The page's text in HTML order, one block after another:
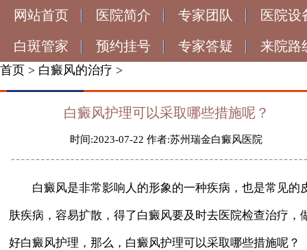
网站首页 医院简介 专家团队 医院设
白斑管家 预约挂号 专家答疑 来院路
首页 > 白癜风的治疗 >
白癜风护理可以采取哪些措施呢？
时间:2023-07-22 作者:苏州瑞金白癜风医院
白癜风是非常影响人的形象的一种疾病，也是常见的
肤疾病，容易扩散，得了白癜风要及时去医院检查治疗，
好白癜风护理，那么，白癜风护理可以采取哪些措施呢？